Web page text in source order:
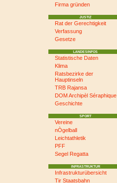
Firma gründen
JUSTIZ
Rat der Gerechtigkeit
Verfassung
Gesetze
LANDESINFOS
Statistische Daten
Klima
Ratsbezirke der
Hauptinseln
TRB Rajansa
DOM Archipèl Séraphique
Geschichte
SPORT
Vereine
nÒgelball
Leichtathletik
PFF
Segel Regatta
INFRASTRUKTUR
Infrastrukturübersicht
Tir Staatsbahn